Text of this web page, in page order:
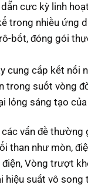
cực kỳ linh
trong nhiều ứng
bốt, đóng gói
cung cấp kết nối
trong suốt vòng
lỏng sáng tạo của
vấn đề thường
than như mòn,
điện, Vòng trượt
hiệu suất vô song